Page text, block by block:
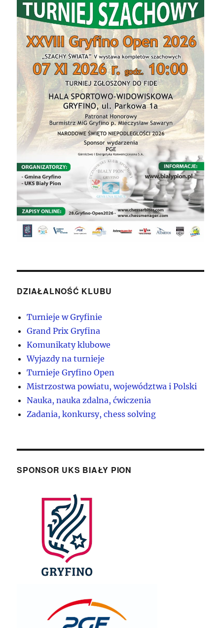
DZIAŁALNOŚĆ KLUBU
Turnieje w Gryfinie
Grand Prix Gryfina
Komunikaty klubowe
Wyjazdy na turnieje
Turnieje Gryfino Open
Mistrzostwa powiatu, województwa i Polski
Nauka, nauka zdalna, ćwiczenia
Zadania, konkursy, chess solving
SPONSOR UKS BIAŁY PION